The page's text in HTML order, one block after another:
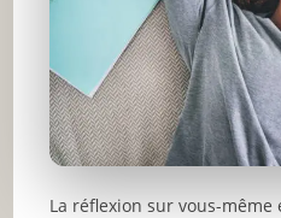
La réflexion sur vous-même